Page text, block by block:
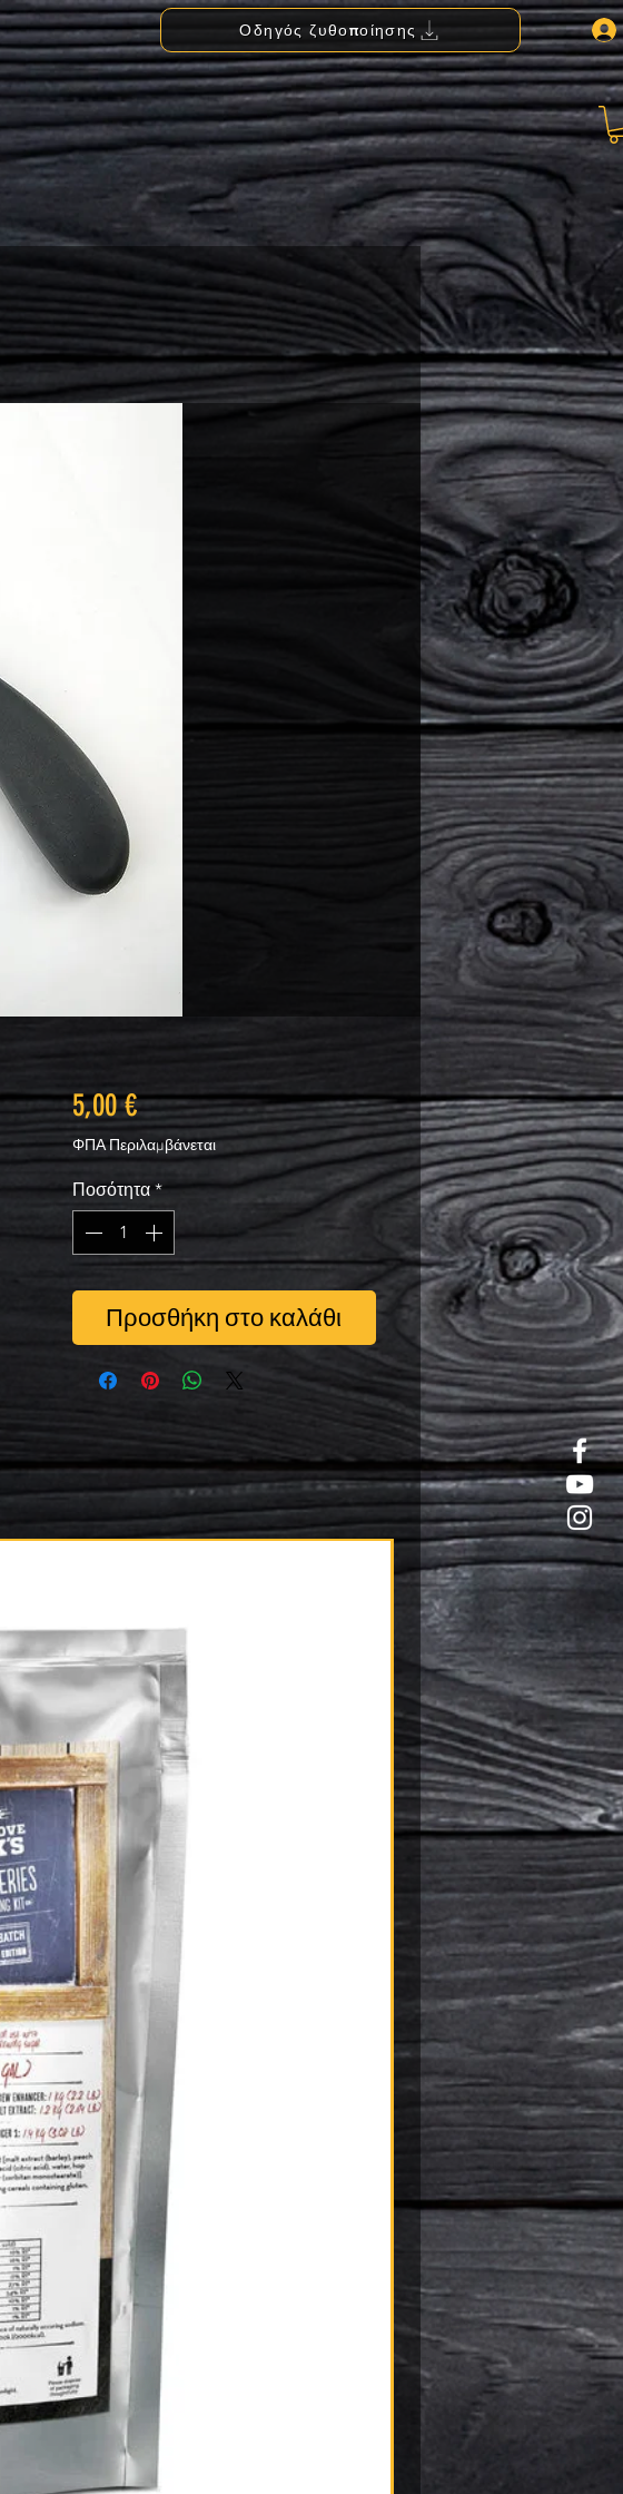
Οδηγός ζυθοποίησης
5,00 €Τιμή
ΦΠΑ Περιλαμβάνεται
Ποσότητα *
Προσθήκη στο καλάθι